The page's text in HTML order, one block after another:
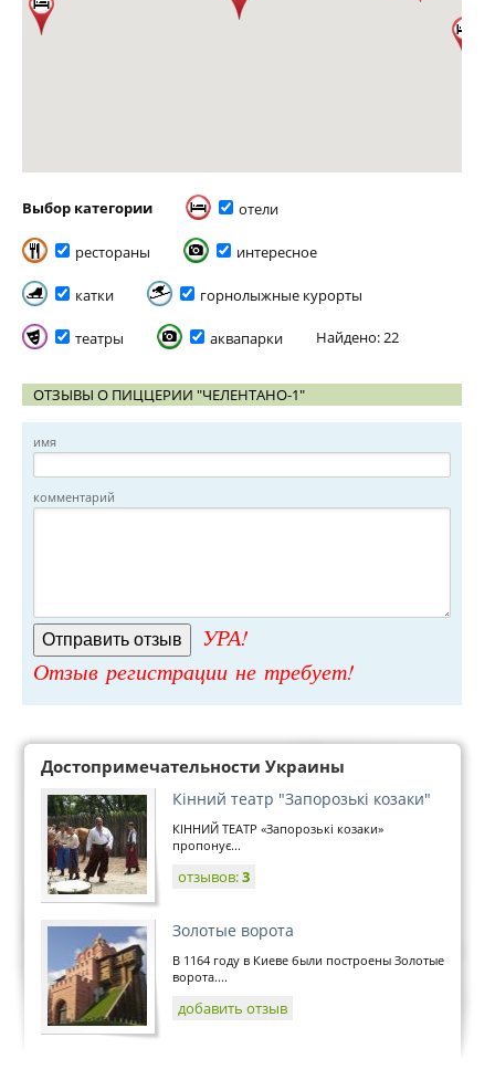
Выбор категории отели
рестораны интересное
катки горнолыжные курорты
театры аквапарки Найдено: 22
ОТЗЫВЫ О ПИЦЦЕРИИ "ЧЕЛЕНТАНО-1"
имя
комментарий
УРА!
Отзыв регистрации не требует!
Достопримечательности Украины
Кінний театр "Запорозькі козаки"
КІННИЙ ТЕАТР «Запорозькі козаки»
пропонує...
отзывов:3
Золотые ворота
В 1164 году в Киеве были построены Золотые
ворота....
добавить отзыв